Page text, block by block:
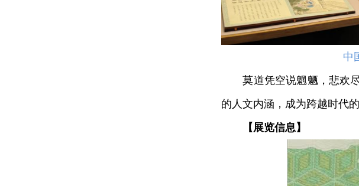
中
莫道凭空说魍魉，悲欢尽
的人文内涵，成为跨越时代
【展览信息】